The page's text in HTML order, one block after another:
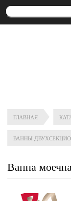
ГЛАВНАЯ
ВАННЫ
Ванна